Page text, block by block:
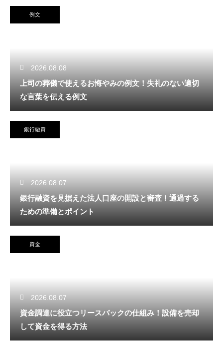
例文
2026.08.08
上司の葬儀で使えるお悔やみの例文！失礼のない適切
な言葉を伝える例文
銀行融資
2026.08.07
銀行融資を見据えた法人口座の開設と審査！通過する
ための準備とポイント
資金
2026.08.07
資金調達に役立つリースバックの仕組み！設備を売却
して資金を得る方法